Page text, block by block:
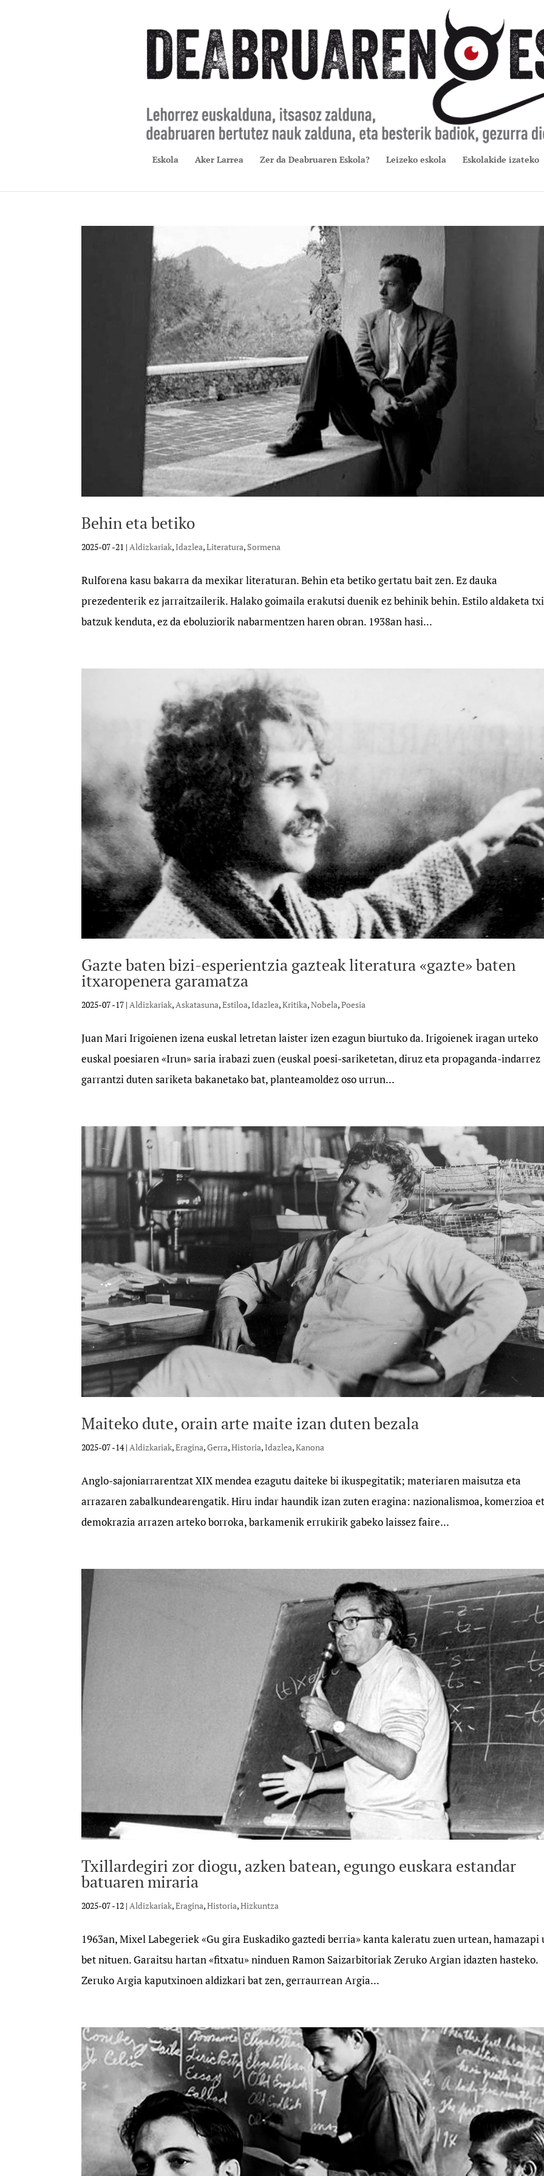
Eskola Aker Larrea Zer da Deabruaren Eskola? Leizeko eskola Eskolakide izateko
Behin eta betiko
2025-07 -21 | Aldizkariak,Idazlea,Literatura, Sormena
Rulforena kasu bakarra da mexikar literaturan. Behin eta betiko gertatu bait zen. Ez dauka
prezedenterik ez jarraitzailerik. Halako goimaila erakutsi duenik ez behinik behin. Estilo aldaketa
batzuk kenduta, ez da eboluziorik nabarmentzen haren obran. 1938an hasi...
Gazte baten bizi-esperientzia gazteak literatura «gazte» baten
itxaropenera garamatza
2025-07 -17 |Aldizkariak,Askatasuna,Estiloa,Idazlea,Kritika,Nobela,Poesia
Juan Mari Irigoienen izena euskal letretan laister izen ezagun biurtuko da. Irigoienek iragan urteko
euskal poesiaren «Irun» saria irabazi zuen (euskal poesi-sariketetan, diruz eta propaganda-indarrez
garrantzi duten sariketa bakanetako bat, planteamoldez oso urrun...
Maiteko dute, orain arte maite izan duten bezala
2025-07 -14|Aldizkariak,Eragina,Gerra,Historia,Idazlea,Kanona
Anglo-sajoniarrarentzat XIX mendea ezagutu daiteke bi ikuspegitatik; materiaren maisutza eta
arrazaren zabalkundearengatik. Hiru indar haundik izan zuten eragina: nazionalismoa, komerzioa
demokrazia arrazen arteko borroka, barkamenik errukirik gabeko laissez faire...
Txillardegiri zor diogu, azken batean, egungo euskara estandar
batuaren miraria
2025-07 -12 | Aldizkariak,Eragina,Historia,Hizkuntza
1963an, Mixel Labegeriek «Gu gira Euskadiko gaztedi berria» kanta kaleratu zuen urtean, hamazapi
bet nituen. Garaitsu hartan «fitxatu» ninduen Ramon Saizarbitoriak Zeruko Argian idazten hasteko.
Zeruko Argia kaputxinoen aldizkari bat zen, gerraurrean Argia...